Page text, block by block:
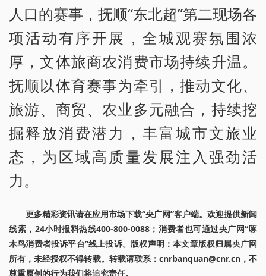
人口的赛事，抚顺“东北超”第二现场各
项活动有序开展，全城观赛氛围浓
厚，文体旅商农消费市场持续升温。
抚顺以体育赛事为牵引，推动文化、
旅游、商贸、农业多元融合，持续挖
掘释放消费潜力，丰富城市文旅业
态，为区域高质量发展注入强劲活
力。
更多精彩资讯请在应用市场下载“央广网”客户端。欢迎提供新闻
线索，24小时报料热线400-800-0088；消费者也可通过央广网“啄
木鸟消费者投诉平台”线上投诉。版权声明：本文章版权归属央广网
所有，未经授权不得转载。转载请联系：cnrbanquan@cnr.cn，不
尊重原创的行为我们将追究责任。